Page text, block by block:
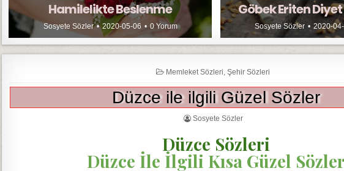
Hamilelikte Beslenme
Sosyete Sözler 2020-05-06 0 Yorum
Göbek Eriten
Sosyete Sözler 2020-
Memleket Sözleri, Şehir Sözleri
Düzce ile ilgili Güzel Sözler
Sosyete Sözler
Düzce Sözleri
Düzce İle İlgili Kısa Güzel